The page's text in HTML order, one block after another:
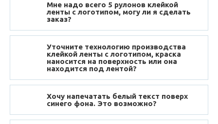
Мне надо всего 5 рулонов клейкой
ленты с логотипом, могу ли я сделать
заказ?
Уточните технологию производства
клейкой ленты с логотипом, краска
наносится на поверхность или она
находится под лентой?
Хочу напечатать белый текст поверх
синего фона. Это возможно?